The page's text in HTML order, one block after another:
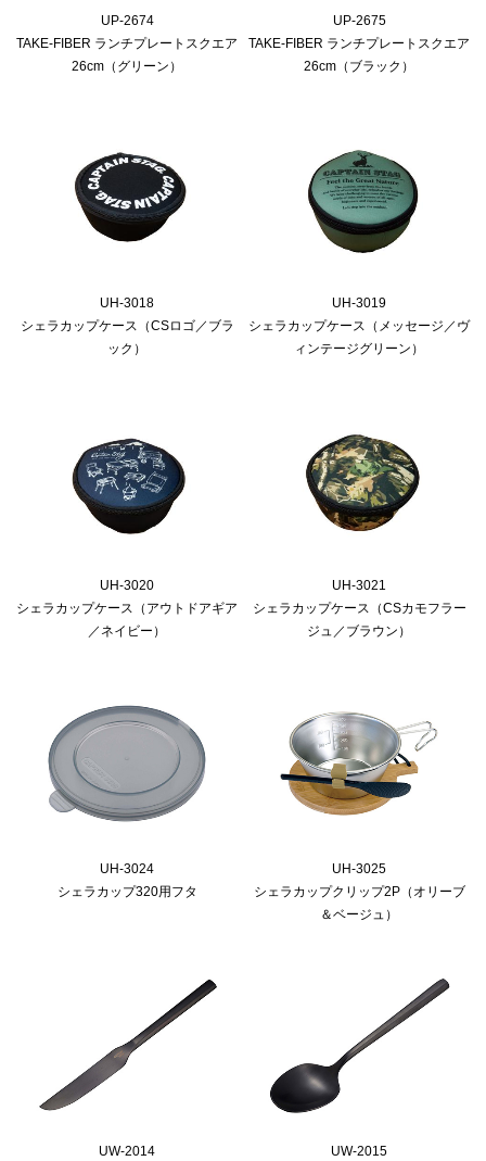
UP-2674
TAKE-FIBER ランチプレートスクエア
26cm（グリーン）
UP-2675
TAKE-FIBER ランチプレートスクエア
26cm（ブラック）
UH-3018
シェラカップケース（CSロゴ／ブラ
ック）
UH-3019
シェラカップケース（メッセージ／ヴ
ィンテージグリーン）
UH-3020
シェラカップケース（アウトドアギア
／ネイビー）
UH-3021
シェラカップケース（CSカモフラー
ジュ／ブラウン）
UH-3024
シェラカップ320用フタ
UH-3025
シェラカップクリップ2P（オリーブ
＆ベージュ）
UW-2014
UW-2015